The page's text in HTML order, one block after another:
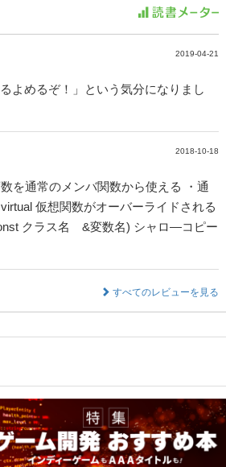
2019-04-21
よめるぞ！」という気分になりまし
2018-10-18
を通常のメンバ関数から使える ・通
仮想関数がオーバーライドされる
クラス名 &変数名) シャロ―コピー
すべてのレビューを見る